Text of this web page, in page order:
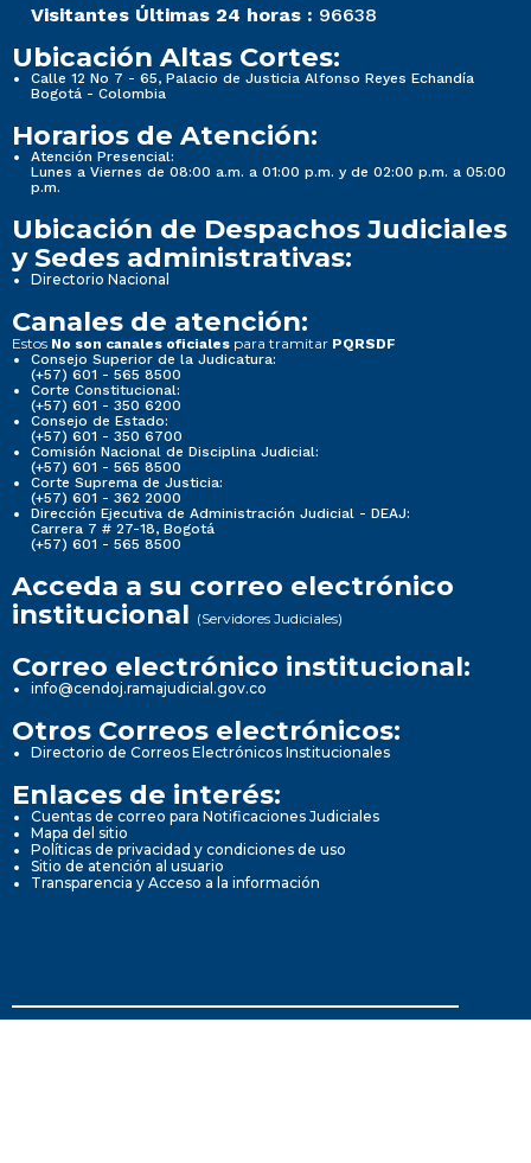
Visitantes Últimas 24 horas : 96638
Ubicación Altas Cortes:
Calle 12 No 7 - 65, Palacio de Justicia Alfonso Reyes Echandía
Bogotá - Colombia
Horarios de Atención:
Atención Presencial:
Lunes a Viernes de 08:00 a.m. a 01:00 p.m. y de 02:00 p.m. a 05:00
p.m.
Ubicación de Despachos Judiciales
y Sedes administrativas:
Directorio Nacional
Canales de atención:
Estos No son canales oficiales para tramitar PQRSDF
Consejo Superior de la Judicatura:
(+57) 601 - 565 8500
Corte Constitucional:
(+57) 601 - 350 6200
Consejo de Estado:
(+57) 601 - 350 6700
Comisión Nacional de Disciplina Judicial:
(+57) 601 - 565 8500
Corte Suprema de Justicia:
(+57) 601 - 362 2000
Dirección Ejecutiva de Administración Judicial - DEAJ:
Carrera 7 # 27-18, Bogotá
(+57) 601 - 565 8500
Acceda a su correo electrónico
institucional (Servidores Judiciales)
Correo electrónico institucional:
info@cendoj.ramajudicial.gov.co
Otros Correos electrónicos:
Directorio de Correos Electrónicos Institucionales
Enlaces de interés:
Cuentas de correo para Notificaciones Judiciales
Mapa del sitio
Políticas de privacidad y condiciones de uso
Sitio de atención al usuario
Transparencia y Acceso a la información